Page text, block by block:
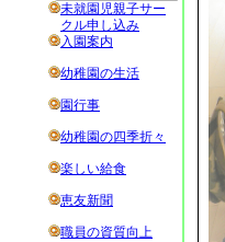
未就園児親子サー
クル申し込み
入園案内
幼稚園の生活
園行事
幼稚園の四季折々
楽しい給食
恵友新聞
職員の資質向上